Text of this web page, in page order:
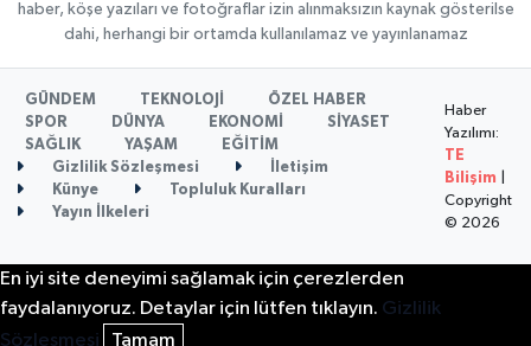
haber, köşe yazıları ve fotoğraflar izin alınmaksızın kaynak gösterilse
dahi, herhangi bir ortamda kullanılamaz ve yayınlanamaz
GÜNDEM TEKNOLOJİ
ÖZEL HABER
SPOR
DÜNYA EKONOMİ
SİYASET
SAĞLIK
YAŞAM
EĞİTİM
Gizlilik Sözleşmesi
İletişim
Künye
Topluluk Kuralları
Yayın İlkeleri
Haber
Yazılımı:
TE
Bilişim
Copyright
© 2026
En iyi site deneyimi sağlamak için çerezlerden
faydalanıyoruz. Detaylar için lütfen tıklayın. Gizlilik
Sözleşmesi
Tamam